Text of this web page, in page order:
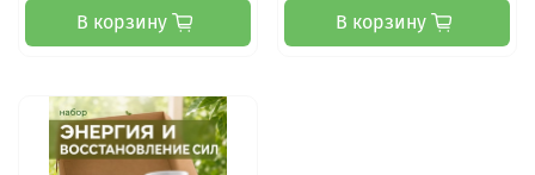
В корзину В корзину